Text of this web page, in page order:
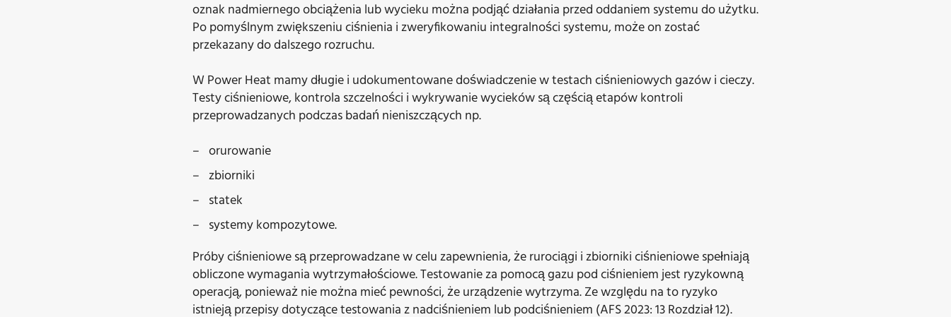
oznak nadmiernego obciążenia lub wycieku można podjąć działania przed oddaniem systemu do użytku.
Po pomyślnym zwiększeniu ciśnienia i zweryfikowaniu integralności systemu, może on zostać
przekazany do dalszego rozruchu.
W Power Heat mamy długie i udokumentowane doświadczenie w testach ciśnieniowych gazów i cieczy.
Testy ciśnieniowe, kontrola szczelności i wykrywanie wycieków są częścią etapów kontroli
przeprowadzanych podczas badań nieniszczących np.
orurowanie
zbiorniki
statek
systemy kompozytowe.
Próby ciśnieniowe są przeprowadzane w celu zapewnienia, że rurociągi i zbiorniki ciśnieniowe spełniają
obliczone wymagania wytrzymałościowe. Testowanie za pomocą gazu pod ciśnieniem jest ryzykowną
operacją, ponieważ nie można mieć pewności, że urządzenie wytrzyma. Ze względu na to ryzyko
istnieją przepisy dotyczące testowania z nadciśnieniem lub podciśnieniem (AFS 2023: 13 Rozdział 12).